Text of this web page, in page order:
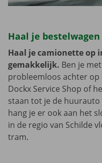
Haal je
Haal je camionette op
gemakkelijk. Ben je
probleemloos achter
Dockx Service Shop of
staan tot je de huurauto
hang je er ook aan het
in de regio van Schilde
tram.